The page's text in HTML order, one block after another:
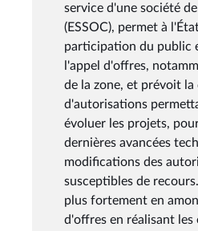
service d'une société
(ESSOC), permet à
participation du public
l'appel d'offres,
de la zone, et prévoit la
d'autorisations
évoluer les projets,
dernières avancées
modifications des
susceptibles de
plus fortement en
d'offres en réalisant les